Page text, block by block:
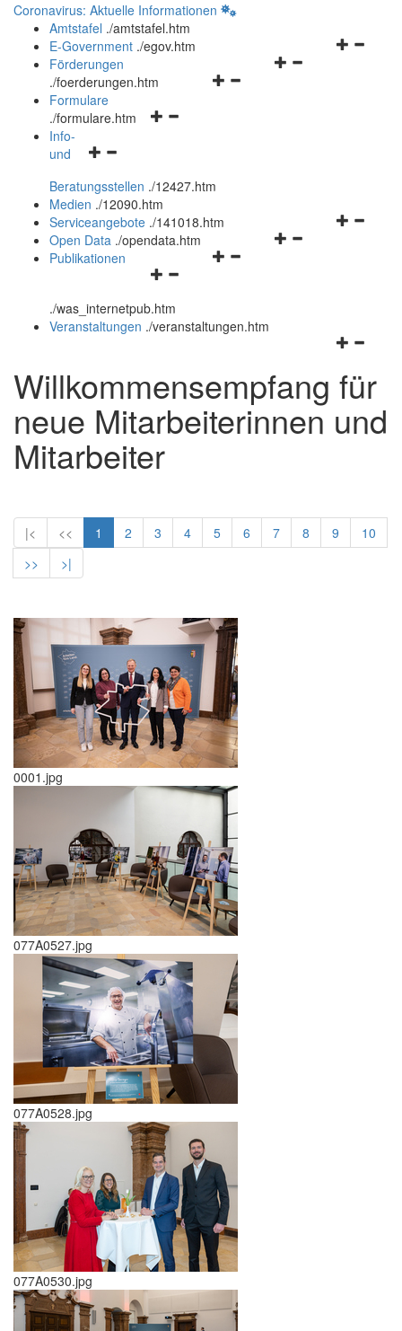
Coronavirus: Aktuelle Informationen
Amtstafel ./amtstafel.htm
Navigationsmenü
E-Government ./egov.htm
Navigationsmenü
Förderungen
./foerderungen.htm
Navigationsmenü
Formulare
./formulare.htm
Navigationsmenü
und
schließen
Info-
und
Beratungsstellen ./12427.htm
Medien ./12090.htm
Navigationsmenü
Serviceangebote ./141018.htm
Navigationsmenü
Open Data ./opendata.htm
Navigationsmenü
und
schließen
Publikationen
./was_internetpub.htm
und
schließen
Veranstaltungen ./veranstaltungen.htm
Willkommensempfang für
neue Mitarbeiterinnen und
Mitarbeiter
|< << 1 2 3 4 5 6 7 8 9
10
>>
>|
0001.jpg
077A0527.jpg
077A0528.jpg
077A0530.jpg